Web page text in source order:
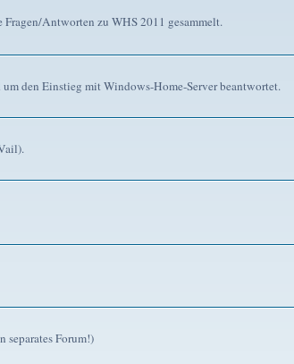
Antworten zu WHS 2011 gesammelt.
den Einstieg mit Windows-Home-Server beantwortet.
separates Forum!)